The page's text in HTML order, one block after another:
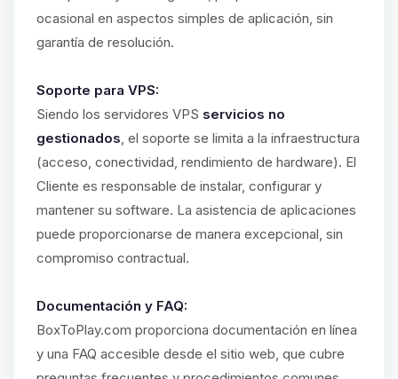
ocasional en aspectos simples de aplicación, sin
garantía de resolución.
Soporte para VPS:
Siendo los servidores VPS servicios no
gestionados, el soporte se limita a la infraestructura
(acceso, conectividad, rendimiento de hardware). El
Cliente es responsable de instalar, configurar y
mantener su software. La asistencia de aplicaciones
puede proporcionarse de manera excepcional, sin
compromiso contractual.
Documentación y FAQ:
BoxToPlay.com proporciona documentación en línea
y una FAQ accesible desde el sitio web, que cubre